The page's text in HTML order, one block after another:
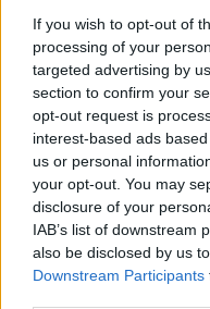
If you wish to opt-out of
processing of your
targeted advertising by
section to confirm your
opt-out request is
interest-based ads
us or personal
your opt-out. You may
disclosure of your
IAB’s list of downstream
also be disclosed by us
Downstream Participants
12:58-O fetiță de 11
zile. Zeci de
12:50-Schema prin
milioane de lei de
directoare
12:41-Constanța,
Fitch. Orașul a
depășește ratingul